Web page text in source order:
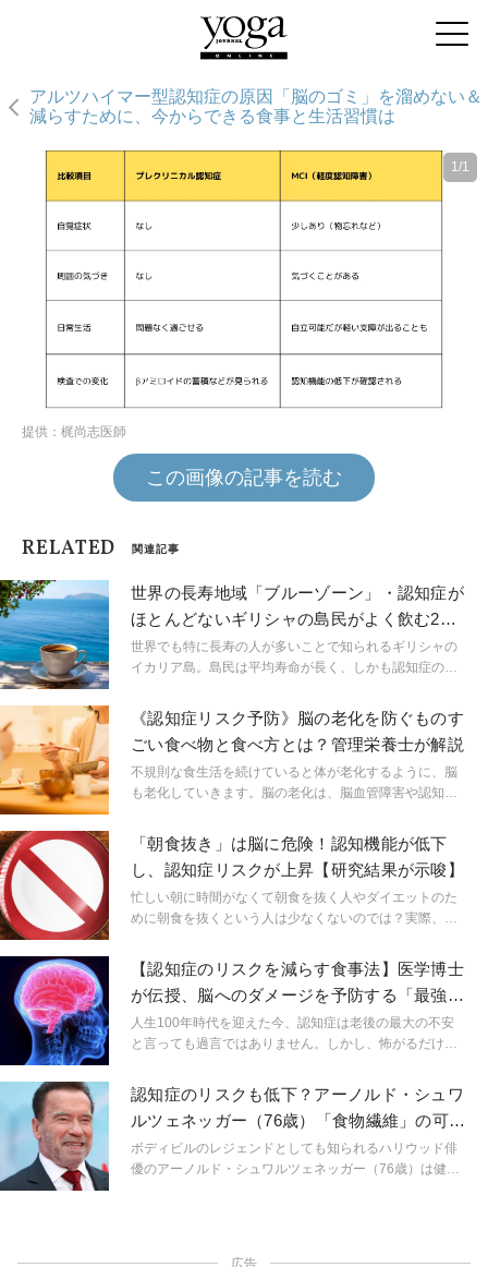
アルツハイマー型認知症の原因「脳のゴミ」を溜めない＆
減らすために、今からできる食事と生活習慣は
1/1
提供：梶尚志医師
この画像の記事を読む
RELATED 関連記事
世界の長寿地域「ブルーゾーン」・認知症が
ほとんどないギリシャの島民がよく飲む2つ
の飲み物とは？
世界でも特に長寿の人が多いことで知られるギリシャの
イカリア島。島民は平均寿命が長く、しかも認知症の発
イフスタイルにあると言われているが、今回注目したい
のは島民が愛飲する2つの飲み物である。
《認知症リスク予防》脳の老化を防ぐものす
ごい食べ物と食べ方とは？管理栄養士が解説
不規則な食生活を続けていると体が老化するように、脳
も老化していきます。脳の老化は、脳血管障害や認知症
の老化を防ぐことが大切です。そこで本記事では、脳の
老化を防ぐ食べ物やその食べ方を紹介します。
「朝食抜き」は脳に危険！認知機能が低下
し、認知症リスクが上昇【研究結果が示唆】
忙しい朝に時間がなくて朝食を抜く人やダイエットのた
めに朝食を抜くという人は少なくないのでは？実際、ア
が日常的に朝食を抜いているという。しかし、最新の研
究によると、この習慣が認知症リスクを高めることが示
された。
【認知症のリスクを減らす食事法】医学博士
が伝授、脳へのダメージを予防する「最強野
菜」トップ3
人生100年時代を迎えた今、認知症は老後の最大の不安
と言っても過言ではありません。しかし、怖がるだけで
事で発症リスクを下げられることがわかってきていま
す。そこで、認知症予防に効果的な食事法や、脳の老化
を防ぐ最強野菜について医学博士の岩崎真宏さんにうか
がいました。
認知症のリスクも低下？アーノルド・シュワ
ルツェネッガー（76歳）「食物繊維」の可能
性について語る
ボディビルのレジェンドとしても知られるハリウッド俳
優のアーノルド・シュワルツェネッガー（76歳）は健康
広告